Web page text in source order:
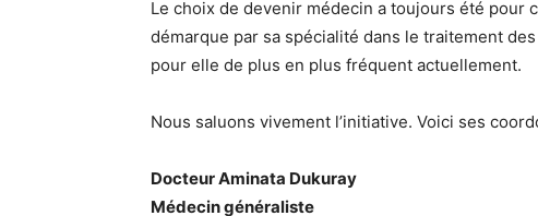
Le choix de devenir médecin a toujours été pour
démarque par sa spécialité dans le traitement
pour elle de plus en plus fréquent actuellement.
Nous saluons vivement l’initiative. Voici ses
Docteur Aminata Dukuray
Médecin généraliste